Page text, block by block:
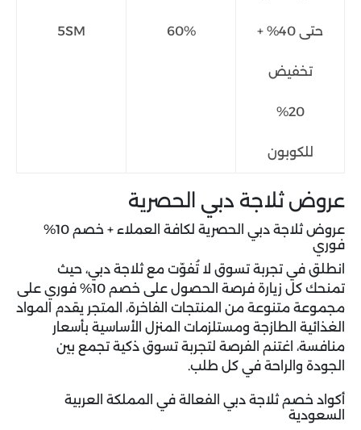
حتى 40% +
تخفيض
20%
للكوبون
60%
5SM
عروض ثلاجة دبي الحصرية
عروض ثلاجة دبي الحصرية لكافة العملاء + خصم 10%
فوري
انطلق في تجربة تسوق لا تُفوّت مع ثلاجة دبي، حيث
تمنحك كل زيارة فرصة الحصول على خصم 10% فوري على
مجموعة متنوعة من المنتجات الفاخرة، المتجر يقدم المواد
الغذائية الطازجة ومستلزمات المنزل الأساسية بأسعار
منافسة، اغتنم الفرصة لتجربة تسوق ذكية تجمع بين
الجودة والراحة في كل طلب.
أكواد خصم ثلاجة دبي الفعالة في المملكة العربية
السعودية